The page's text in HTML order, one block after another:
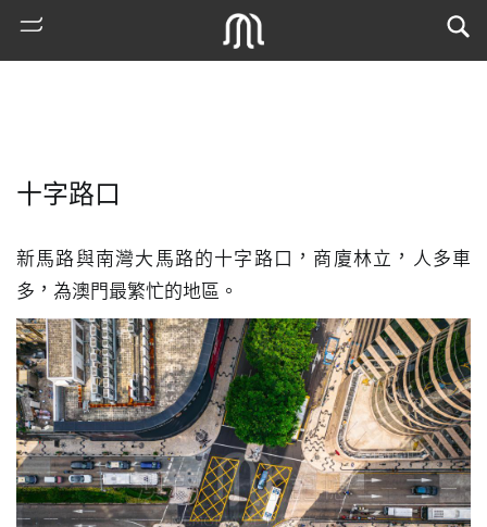
熱
門
搜
索
古
地
圖
十字路口
新馬路與南灣大馬路的十字路口，商廈林立，人多車
多，為澳門最繁忙的地區。